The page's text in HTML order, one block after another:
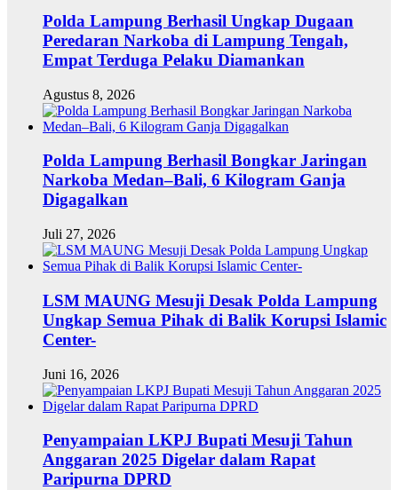
Polda Lampung Berhasil Ungkap Dugaan
Peredaran Narkoba di Lampung Tengah,
Empat Terduga Pelaku Diamankan
Agustus 8, 2026
Polda Lampung Berhasil Bongkar Jaringan
Narkoba Medan–Bali, 6 Kilogram Ganja
Digagalkan
Juli 27, 2026
LSM MAUNG Mesuji Desak Polda Lampung
Ungkap Semua Pihak di Balik Korupsi Islamic
Center-
Juni 16, 2026
Penyampaian LKPJ Bupati Mesuji Tahun
Anggaran 2025 Digelar dalam Rapat
Paripurna DPRD